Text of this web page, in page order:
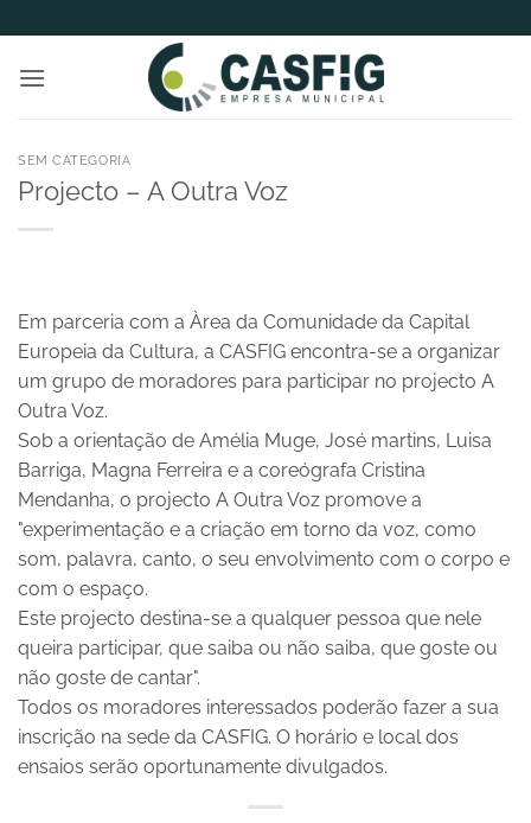
to
content
SEM CATEGORIA
Projecto – A Outra Voz
Em parceria com a Àrea da Comunidade da Capital
Europeia da Cultura, a CASFIG encontra-se a organizar
um grupo de moradores para participar no projecto A
Outra Voz.
Sob a orientação de Amélia Muge, José martins, Luisa
Barriga, Magna Ferreira e a coreógrafa Cristina
Mendanha, o projecto A Outra Voz promove a
"experimentação e a criação em torno da voz, como
som, palavra, canto, o seu envolvimento com o corpo e
com o espaço.
Este projecto destina-se a qualquer pessoa que nele
queira participar, que saiba ou não saiba, que goste ou
não goste de cantar".
Todos os moradores interessados poderão fazer a sua
inscrição na sede da CASFIG. O horário e local dos
ensaios serão oportunamente divulgados.